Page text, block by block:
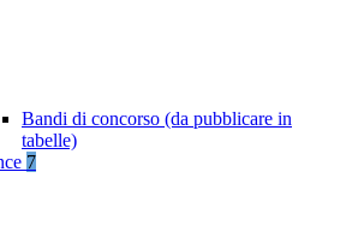
Bandi di concorso (da pubblicare in
tabelle)
7